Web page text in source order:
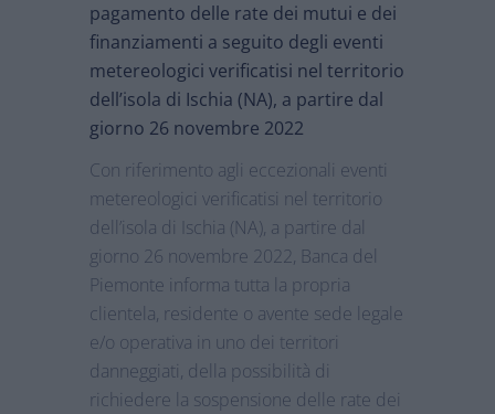
pagamento delle rate dei mutui e dei
finanziamenti a seguito degli eventi
metereologici verificatisi nel territorio
dell’isola di Ischia (NA), a partire dal
giorno 26 novembre 2022
Con riferimento agli eccezionali eventi
metereologici verificatisi nel territorio
dell’isola di Ischia (NA), a partire dal
giorno 26 novembre 2022, Banca del
Piemonte informa tutta la propria
clientela, residente o avente sede legale
e/o operativa in uno dei territori
danneggiati, della possibilità di
richiedere la sospensione delle rate dei